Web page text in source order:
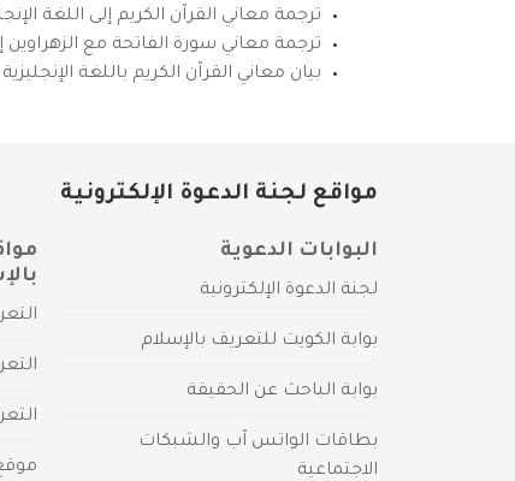
ترجمة معاني القرآن الكريم إلى اللغة
ترجمة معاني سورة الفاتحة مع الزهراوين
بيان معاني القرآن الكريم باللغة الإنجليزية
مواقع لجنة الدعوة الإلكترونية
البوابات الدعوية
لجنة الدعوة الإلكترونية
بوابة الكويت للتعريف بالإسلام
بوابة الباحث عن الحقيقة
بطاقات الواتس آب والشبكات
الاجتماعية